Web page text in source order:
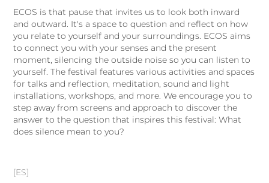
ECOS is that pause that invites us to look both inward
and outward. It's a space to question and reflect on how
you relate to yourself and your surroundings. ECOS aims
to connect you with your senses and the present
moment, silencing the outside noise so you can listen to
yourself. The festival features various activities and spaces
for talks and reflection, meditation, sound and light
installations, workshops, and more. We encourage you to
step away from screens and approach to discover the
answer to the question that inspires this festival:What
does silence mean to you?
[ES]